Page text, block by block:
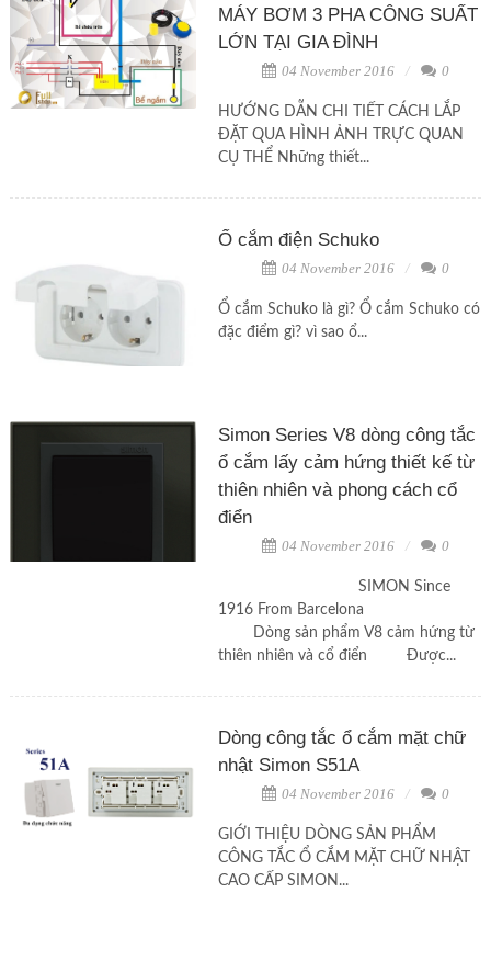
MÁY BƠM 3 PHA CÔNG SUẤT
LỚN TẠI GIA ĐÌNH
04 November 2016 0
HƯỚNG DẪN CHI TIẾT CÁCH LẮP
ĐẶT QUA HÌNH ẢNH TRỰC QUAN
CỤ THỂ Những thiết...
Ổ cắm điện Schuko
04 November 2016 0
Ổ cắm Schuko là gì? Ổ cắm Schuko có
đặc điểm gì? vì sao ổ...
Simon Series V8 dòng công tắc
ổ cắm lấy cảm hứng thiết kế từ
thiên nhiên và phong cách cổ
điển
04 November 2016 0
SIMON Since
1916 From Barcelona
Dòng sản phẩm V8 cảm hứng từ
thiên nhiên và cổ điển Được...
Dòng công tắc ổ cắm mặt chữ
nhật Simon S51A
04 November 2016 0
GIỚI THIỆU DÒNG SẢN PHẨM
CÔNG TẮC Ổ CẮM MẶT CHỮ NHẬT
CAO CẤP SIMON...